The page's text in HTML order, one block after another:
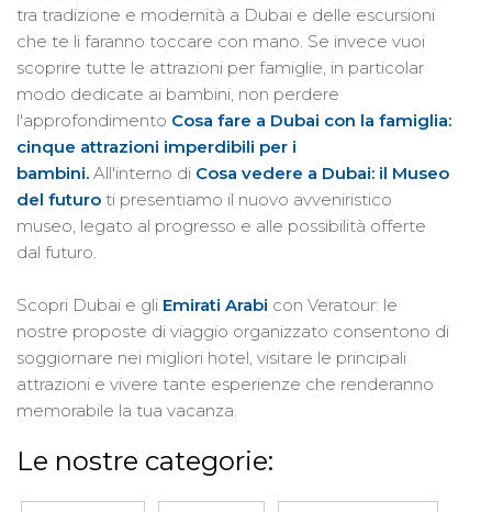
tra tradizione e modernità a Dubai e delle escursioni
che te li faranno toccare con mano. Se invece vuoi
scoprire tutte le attrazioni per famiglie, in particolar
modo dedicate ai bambini, non perdere
l'approfondimento Cosa fare a Dubai con la famiglia:
cinque attrazioni imperdibili per i
bambini. All'interno di Cosa vedere a Dubai: il Museo
del futuro ti presentiamo il nuovo avveniristico
museo, legato al progresso e alle possibilità offerte
dal futuro.
Scopri Dubai e gli Emirati Arabi con Veratour: le
nostre proposte di viaggio organizzato consentono di
soggiornare nei migliori hotel, visitare le principali
attrazioni e vivere tante esperienze che renderanno
memorabile la tua vacanza.
Le nostre categorie: